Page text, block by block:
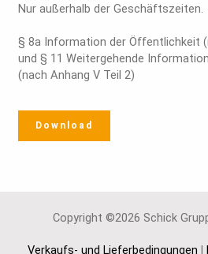
Nur außerhalb der Geschäftszeiten.
§ 8a Information der Öffentlichkeit
und § 11 Weitergehende
(nach Anhang V Teil 2)
Download
Copyright ©2026 Schick
Verkaufs- und Lieferbedingungen |